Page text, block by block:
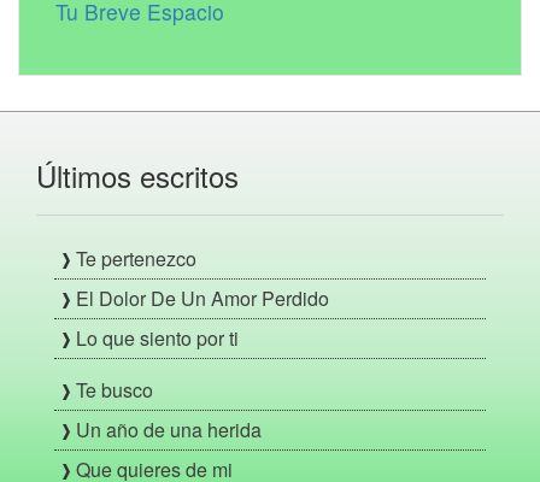
Tu Breve Espacio
Últimos escritos
Te pertenezco
El Dolor De Un Amor Perdido
Lo que siento por ti
Te busco
Un año de una herida
Que quieres de mi